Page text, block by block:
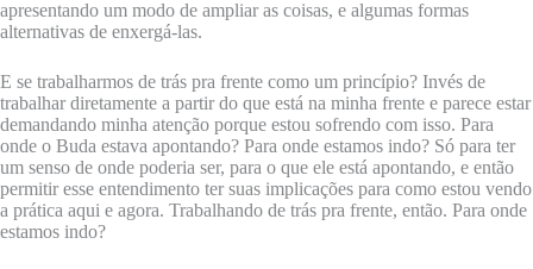
apresentando um modo de ampliar as coisas, e algumas formas
alternativas de enxergá-las.
E se trabalharmos de trás pra frente como um princípio? Invés de
trabalhar diretamente a partir do que está na minha frente e parece estar
demandando minha atenção porque estou sofrendo com isso. Para
onde o Buda estava apontando? Para onde estamos indo? Só para ter
um senso de onde poderia ser, para o que ele está apontando, e então
permitir esse entendimento ter suas implicações para como estou vendo
a prática aqui e agora. Trabalhando de trás pra frente, então. Para onde
estamos indo?